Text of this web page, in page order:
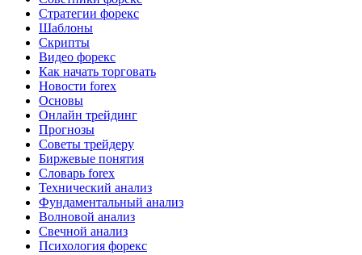
Стратегии форекс
Шаблоны
Скрипты
Видео форекс
Как начать торговать
Новости forex
Основы
Онлайн трейдинг
Прогнозы
Советы трейдеру
Биржевые понятия
Словарь forex
Технический анализ
Фундаментальный анализ
Волновой анализ
Свечной анализ
Психология форекс